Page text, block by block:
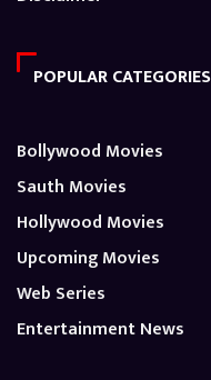
POPULAR CATEGORIES
Bollywood Movies
Sauth Movies
Hollywood Movies
Upcoming Movies
Web Series
Entertainment News